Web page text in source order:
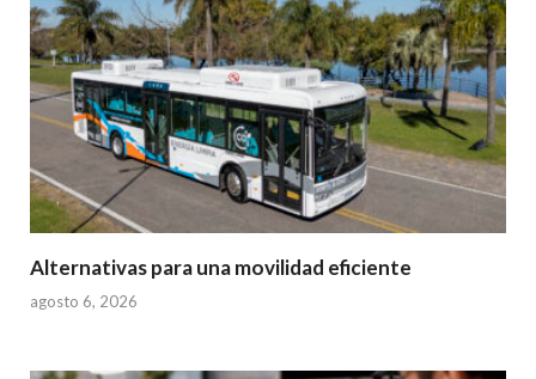
Alternativas para una movilidad eficiente
agosto 6, 2026